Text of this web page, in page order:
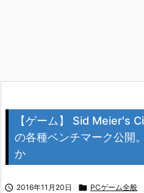
【ゲーム】 Sid Meier's
の各種ベンチマーク公開
か
 2016年11月20日  PCゲーム全般